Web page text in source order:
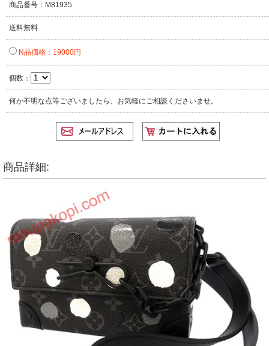
商品番号：M81935
送料無料
N品価格：19000円
個数：
何か不明な点等ございましたら、お気軽にご相談くださいませ。
商品詳細: